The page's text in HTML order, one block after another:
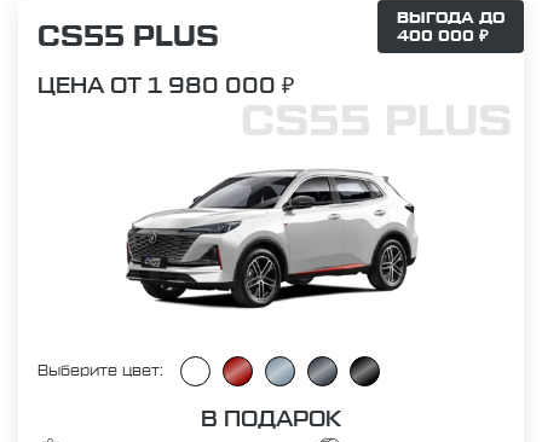
CS55 PLUS
ЦЕНА ОТ 1 980 000 ₽
Выберите цвет:
CS55 PLUS
В ПОДАРОК
ВЫГОДА ДО
400 000 ₽